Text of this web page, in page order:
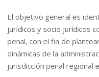
El objetivo general es
jurídicos y socio jurídicos
penal, con el fin de
dinámicas de la
jurisdicción penal regional